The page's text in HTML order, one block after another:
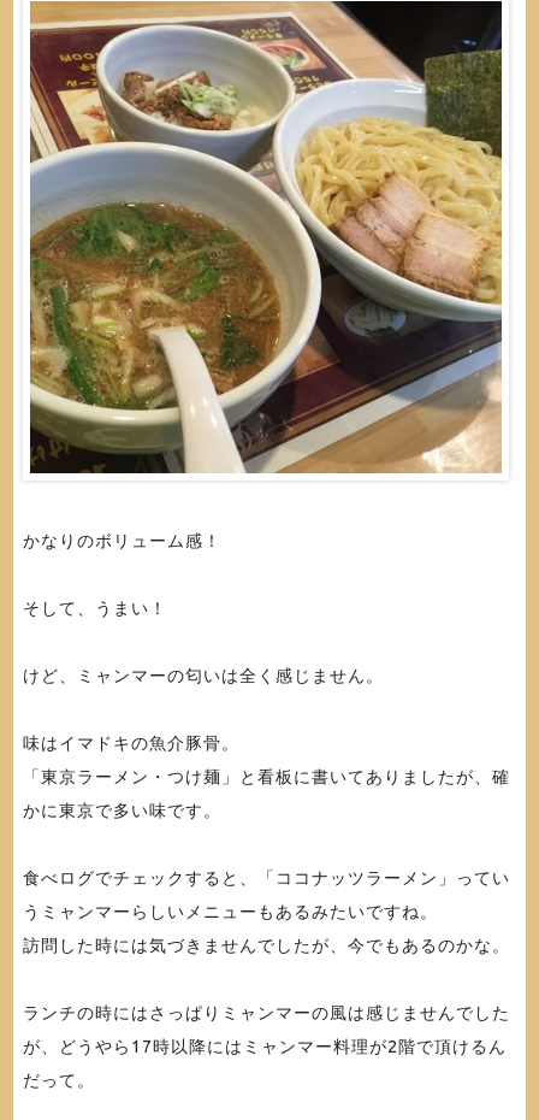
かなりのボリューム感！
そして、うまい！
けど、ミャンマーの匂いは全く感じません。
味はイマドキの魚介豚骨。
「東京ラーメン・つけ麺」と看板に書いてありましたが、確
かに東京で多い味です。
食べログでチェックすると、「ココナッツラーメン」ってい
うミャンマーらしいメニューもあるみたいですね。
訪問した時には気づきませんでしたが、今でもあるのかな。
ランチの時にはさっぱりミャンマーの風は感じませんでした
が、どうやら17時以降にはミャンマー料理が2階で頂けるん
だって。